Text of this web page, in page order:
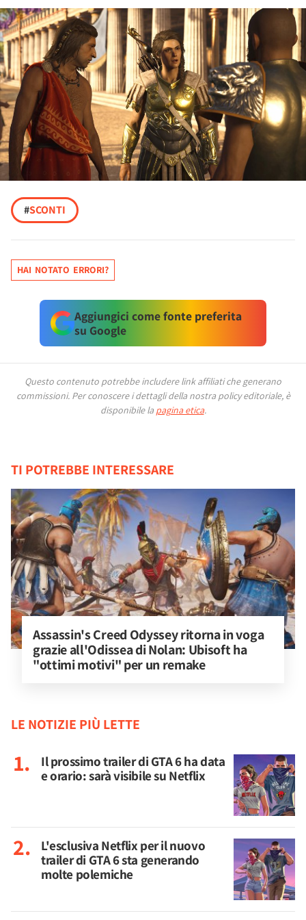
#SCONTI
HAI NOTATO ERRORI?
Aggiungici come fonte preferita
su Google
Questo contenuto potrebbe includere link affiliati che generano
commissioni. Per conoscere i dettagli della nostra policy editoriale, è
disponibile la pagina etica.
TI POTREBBE INTERESSARE
Assassin's Creed Odyssey ritorna in voga
grazie all'Odissea di Nolan: Ubisoft ha
"ottimi motivi" per un remake
LE NOTIZIE PIÙ LETTE
Il prossimo trailer di GTA 6 ha data
e orario: sarà visibile su Netflix
L'esclusiva Netflix per il nuovo
trailer di GTA 6 sta generando
molte polemiche